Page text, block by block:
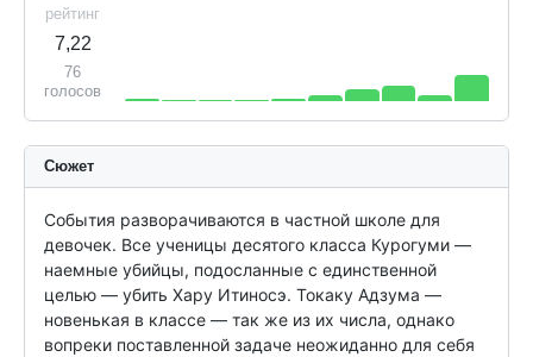
рейтинг
7,22
76
голосов
Сюжет
События разворачиваются в частной школе для
девочек. Все ученицы десятого класса Курогуми —
наемные убийцы, подосланные с единственной
целью — убить Хару Итиносэ. Токаку Адзума —
новенькая в классе — так же из их числа, однако
вопреки поставленной задаче неожиданно для себя